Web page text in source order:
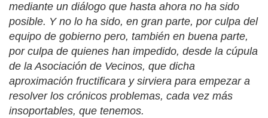
mediante un diálogo que hasta ahora no ha sido
posible. Y no lo ha sido, en gran parte, por culpa del
equipo de gobierno pero, también en buena parte,
por culpa de quienes han impedido, desde la cúpula
de la Asociación de Vecinos, que dicha
aproximación fructificara y sirviera para empezar a
resolver los crónicos problemas, cada vez más
insoportables, que tenemos.